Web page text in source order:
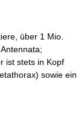
über 1 Mio.
ist stets in Kopf
sowie ein